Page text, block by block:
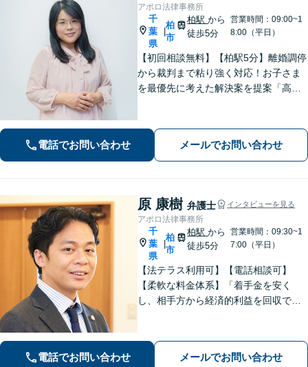
アポロ法律事務所
千
葉
県
|
柏
市
柏駅から
徒歩5分
営業時間：09:00~1
8:00（平日）
【初回相談無料】【柏駅5分】離婚調停
から裁判まで粘り強く対応！お子さま
を最優先に考えた解決案を提案「高齢
産相続に強い」【完全個室制】【休
日・夜間面談可】【分割・後払い対
応】
電話でお問い合わせ メールでお問い合わせ
原 康樹 弁護士 インタビューを見る
アポロ法律事務所
千
葉
県
|
柏
市
柏駅から
徒歩5分
営業時間：09:30~1
7:00（平日）
【法テラス利用可】【電話相談可】
【柔軟な料金体系】「着手金を安く
し、相手方から経済的利益を回収でき
務整理、 相続・遺言 、労働・雇用、交
通事故 など【柏駅5分】
電話でお問い合わせ メールでお問い合わせ